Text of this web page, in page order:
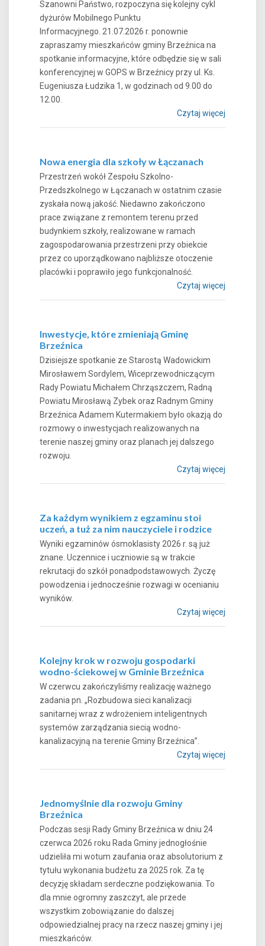
Szanowni Państwo, rozpoczyna się kolejny cykl
dyżurów Mobilnego Punktu
Informacyjnego. 21.07.2026 r. ponownie
zapraszamy mieszkańców gminy Brzeźnica na
spotkanie informacyjne, które odbędzie się w sali
konferencyjnej w GOPS w Brzeźnicy przy ul. Ks.
Eugeniusza Łudzika 1, w godzinach od 9.00 do
12.00.
Czytaj więcej
Nowa energia dla szkoły w Łączanach
Przestrzeń wokół Zespołu Szkolno-
Przedszkolnego w Łączanach w ostatnim czasie
zyskała nową jakość. Niedawno zakończono
prace związane z remontem terenu przed
budynkiem szkoły, realizowane w ramach
zagospodarowania przestrzeni przy obiekcie
przez co uporządkowano najbliższe otoczenie
placówki i poprawiło jego funkcjonalność.
Czytaj więcej
Inwestycje, które zmieniają Gminę
Brzeźnica
Dzisiejsze spotkanie ze Starostą Wadowickim
Mirosławem Sordylem, Wiceprzewodniczącym
Rady Powiatu Michałem Chrząszczem, Radną
Powiatu Mirosławą Zybek oraz Radnym Gminy
Brzeźnica Adamem Kutermakiem było okazją do
rozmowy o inwestycjach realizowanych na
terenie naszej gminy oraz planach jej dalszego
rozwoju.
Czytaj więcej
Za każdym wynikiem z egzaminu stoi
uczeń, a tuż za nim nauczyciele i rodzice
Wyniki egzaminów ósmoklasisty 2026 r. są już
znane. Uczennice i uczniowie są w trakcie
rekrutacji do szkół ponadpodstawowych. Życzę
powodzenia i jednocześnie rozwagi w ocenianiu
wyników.
Czytaj więcej
Kolejny krok w rozwoju gospodarki
wodno-ściekowej w Gminie Brzeźnica
W czerwcu zakończyliśmy realizację ważnego
zadania pn. „Rozbudowa sieci kanalizacji
sanitarnej wraz z wdrożeniem inteligentnych
systemów zarządzania siecią wodno-
kanalizacyjną na terenie Gminy Brzeźnica”.
Czytaj więcej
Jednomyślnie dla rozwoju Gminy
Brzeźnica
Podczas sesji Rady Gminy Brzeźnica w dniu 24
czerwca 2026 roku Rada Gminy jednogłośnie
udzieliła mi wotum zaufania oraz absolutorium z
tytułu wykonania budżetu za 2025 rok. Za tę
decyzję składam serdeczne podziękowania. To
dla mnie ogromny zaszczyt, ale przede
wszystkim zobowiązanie do dalszej
odpowiedzialnej pracy na rzecz naszej gminy i jej
mieszkańców.